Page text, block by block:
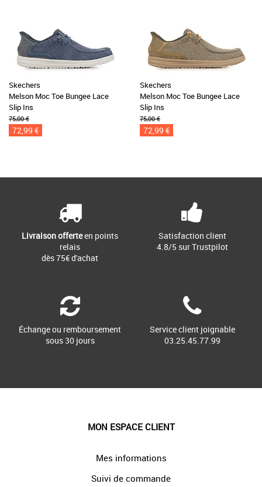
Skechers
Melson Moc Toe Bungee Lace
Slip Ins
75,00 €
72,99 €
Skechers
Melson Moc Toe Bungee Lace
Slip Ins
75,00 €
72,99 €
Livraison offerteen points
relais
dès 75€ d'achat
Satisfaction client
4.8/5 sur Trustpilot
Échange ou remboursement
sous 30 jours
Service client joignable
03.25.45.77.99
MON ESPACE CLIENT
Mes informations
Suivi de commande